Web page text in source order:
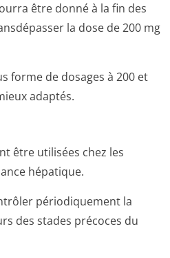
être donné à la fin des
la dose de 200 mg
forme de dosages à 200 et
adaptés.
être utilisées chez les
hépatique.
périodiquement la
des stades précoces du